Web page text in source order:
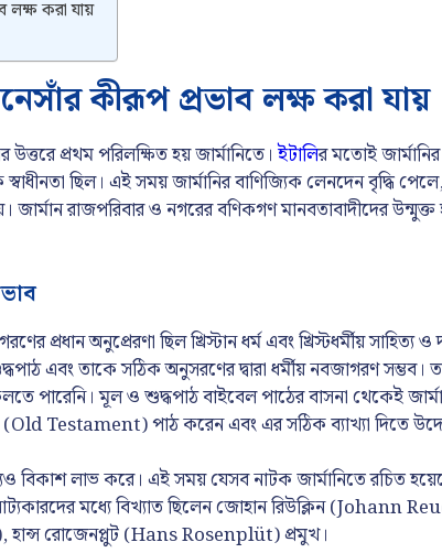
লক্ষ করা যায়
কীরূপ প্রভাব লক্ষ করা যায়
প্রথম পরিলক্ষিত হয় জার্মানিতে। ইটালির মতোই
ছিল। এই সময় জার্মানির বাণিজ্যিক লেনদেন বৃদ্ধি
জার্মান রাজপরিবার ও নগরের বণিকগণ মানবতাবাদীদের
প্রধান অনুপ্রেরণা ছিল খ্রিস্টান ধর্ম এবং খ্রিস্টধর্মীয় সাহিত্য ও
এবং তাকে সঠিক অনুসরণের দ্বারা ধর্মীয় নবজাগরণ সম্ভব।
পারেনি। মূল ও শুদ্ধপাঠ বাইবেল পাঠের বাসনা থেকেই
(Old Testament) পাঠ করেন এবং এর সঠিক ব্যাখ্যা দিতে
বিকাশ লাভ করে। এই সময় যেসব নাটক জার্মানিতে রচিত
নাট্যকারদের মধ্যে বিখ্যাত ছিলেন জোহান রিউক্লিন (Johann
হান্স রোজেনপ্লুট (Hans Rosenplüt) প্রমুখ।